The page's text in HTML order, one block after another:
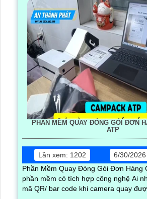
PHẦN MỀM QUAY ĐÓNG GÓI ĐƠN
ATP
Lần xem: 1202
6/30/
Phần Mềm Quay Đóng Gói Đơn Hàng
phần mềm có tích hợp công nghệ Ai
mã QR/ bar code khi camera quay